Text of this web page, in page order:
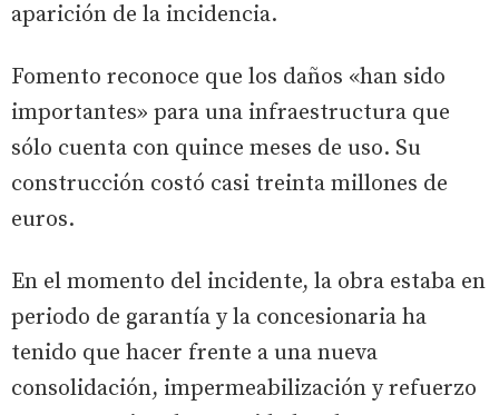
aparición de la incidencia.
Fomento reconoce que los daños «han sido
importantes» para una infraestructura que
sólo cuenta con quince meses de uso. Su
construcción costó casi treinta millones de
euros.
En el momento del incidente, la obra estaba en
periodo de garantía y la concesionaria ha
tenido que hacer frente a una nueva
consolidación, impermeabilización y refuerzo